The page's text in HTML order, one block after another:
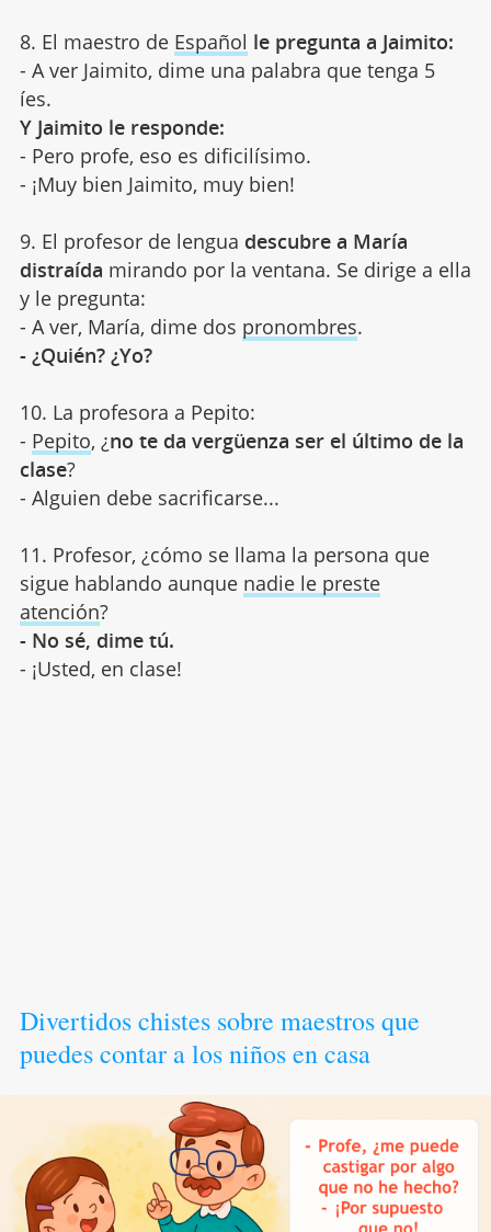
8. El maestro de Español le pregunta a Jaimito:
- A ver Jaimito, dime una palabra que tenga 5
íes.
Y Jaimito le responde:
- Pero profe, eso es dificilísimo.
- ¡Muy bien Jaimito, muy bien!
9. El profesor de lengua descubre a María
distraída mirando por la ventana. Se dirige a ella
y le pregunta:
- A ver, María, dime dos pronombres.
- ¿Quién? ¿Yo?
10. La profesora a Pepito:
- Pepito, ¿no te da vergüenza ser el último de la
clase?
- Alguien debe sacrificarse...
11. Profesor, ¿cómo se llama la persona que
sigue hablando aunque nadie le preste
atención?
- No sé, dime tú.
- ¡Usted, en clase!
Divertidos chistes sobre maestros que
puedes contar a los niños en casa